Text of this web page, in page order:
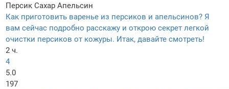
Персик Сахар Апельсин
Как приготовить варенье из персиков и апельсинов? Я
вам сейчас подробно расскажу и открою секрет легкой
очистки персиков от кожуры. Итак, давайте смотреть!
2 ч.
4
5.0
197